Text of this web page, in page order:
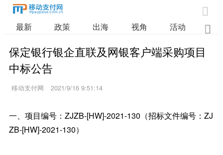

最新 政策 出海 视角 活动 业

保定银行银企直联及网银客户端采购项目
中标公告
移动支付网 2021/9/16 9:51:14
一、项目编号：ZJZB-[HW]-2021-130（招标文件编号：ZJ
ZB-[HW]-2021-130）